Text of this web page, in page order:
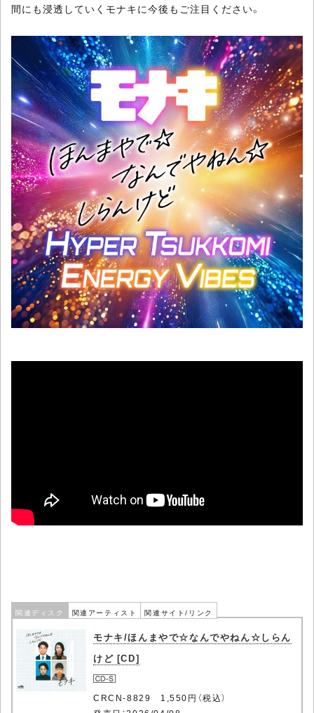
間にも浸透していくモナキに今後もご注目ください。
関連ディスク 関連アーティスト 関連サイト/リンク
モナキ/ほんまやで☆なんでやねん☆しらん
けど [CD]
CRCN-8829 1,550円（税込）